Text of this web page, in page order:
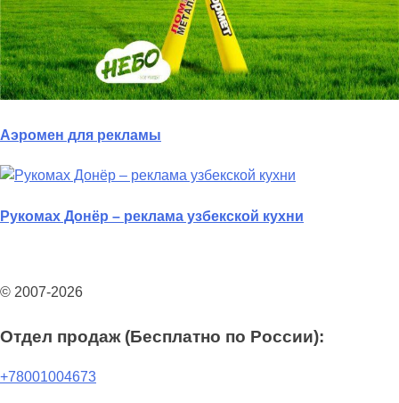
Аэромен для рекламы
Рукомах Донёр – реклама узбекской кухни
© 2007-2026
Отдел продаж (Бесплатно по России):
+78001004673